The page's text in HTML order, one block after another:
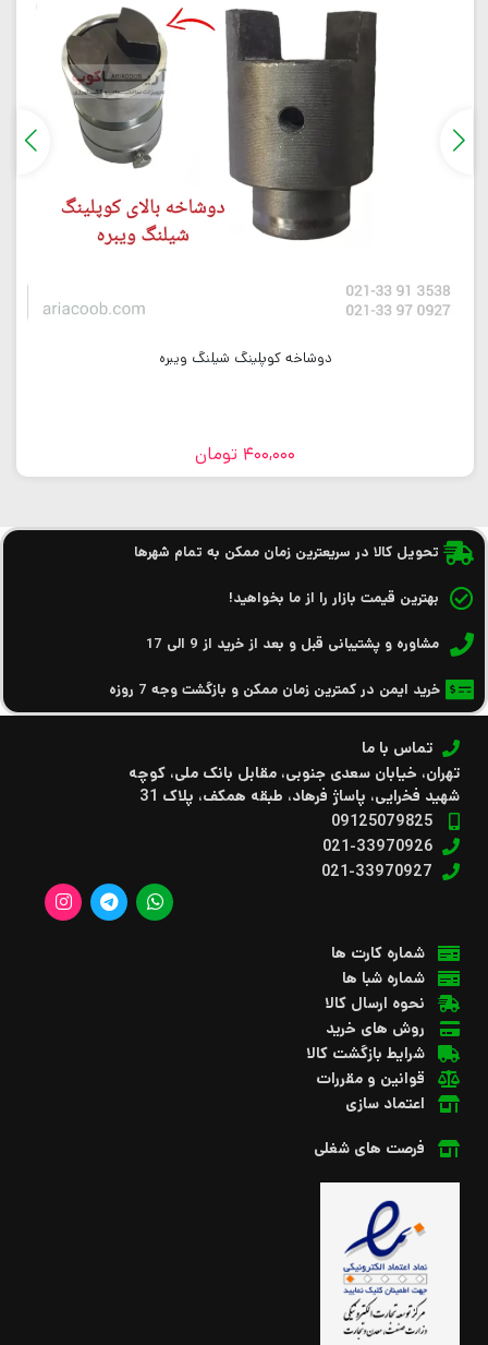
دوشاخه کوپلینگ شیلنگ ویبره
400,000 تومان
تحویل کالا در سریعترین زمان ممکن به تمام شهرها
بهترین قیمت بازار را از ما بخواهید!
مشاوره و پشتیبانی قبل و بعد از خرید از 9 الی 17
خرید ایمن در کمترین زمان ممکن و بازگشت وجه 7 روزه
تماس با ما
تهران، خیابان سعدی جنوبی، مقابل بانک ملی، کوچه
شهید فخرایی، پاساژ فرهاد، طبقه همکف، پلاک 31
09125079825
021-33970926
021-33970927
شماره کارت ها
شماره شبا ها
نحوه ارسال کالا
روش های خرید
شرایط بازگشت کالا
قوانین و مقررات
اعتماد سازی
فرصت های شغلی